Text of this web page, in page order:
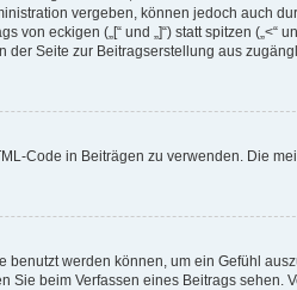
vergeben, können jedoch auch
von eckigen („[“ und „]“) statt spitzen
der Seite zur Beitragserstellung aus
Code in Beiträgen zu verwenden. Die
benutzt werden können, um ein Gefühl
Sie beim Verfassen eines Beitrags